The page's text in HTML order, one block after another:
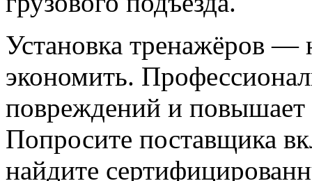
Установка тренажёров —
экономить.
повреждений и
Попросите поставщика
найдите